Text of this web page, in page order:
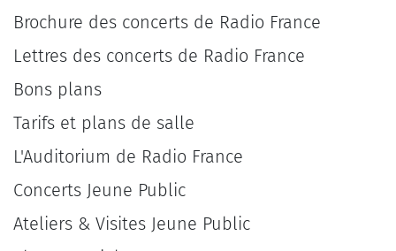
Brochure des concerts de Radio France
Lettres des concerts de Radio France
Bons plans
Tarifs et plans de salle
L'Auditorium de Radio France
Concerts Jeune Public
Ateliers & Visites Jeune Public